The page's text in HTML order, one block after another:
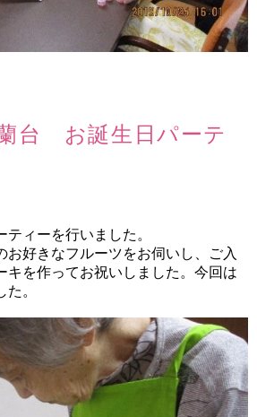
台 お誕生日パーテ
ティーを行いました。
お好きなフルーツをお伺いし、ご入
キを作ってお祝いしました。今回は
。